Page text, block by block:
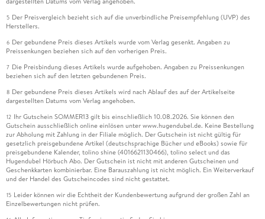
5 Der Preisvergleich bezieht sich auf die unverbindliche Preisempfehlung (UVP) des
Herstellers.
6 Der gebundene Preis dieses Artikels wurde vom Verlag gesenkt. Angaben zu
Preissenkungen beziehen sich auf den vorherigen Preis.
7 Die Preisbindung dieses Artikels wurde aufgehoben. Angaben zu Preissenkungen
beziehen sich auf den letzten gebundenen Preis.
8 Der gebundene Preis dieses Artikels wird nach Ablauf des auf der Artikelseite
dargestellten Datums vom Verlag angehoben.
12 Ihr Gutschein SOMMER13 gilt bis einschließlich 10.08.2026. Sie können den
Gutschein ausschließlich online einlösen unter www.hugendubel.de. Keine Bestellung
zur Abholung mit Zahlung in der Filiale möglich. Der Gutschein ist nicht gültig für
gesetzlich preisgebundene Artikel (deutschsprachige Bücher und eBooks) sowie für
preisgebundene Kalender, tolino shine (4016621130466), tolino select und das
Hugendubel Hörbuch Abo. Der Gutschein ist nicht mit anderen Gutscheinen und
Geschenkkarten kombinierbar. Eine Barauszahlung ist nicht möglich. Ein Weiterverkauf
und der Handel des Gutscheincodes sind nicht gestattet.
15 Leider können wir die Echtheit der Kundenbewertung aufgrund der großen Zahl an
Einzelbewertungen nicht prüfen.